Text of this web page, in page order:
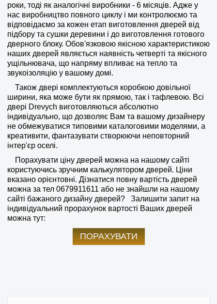
роки, тоді як аналогічні виробники - 6 місяців. Адже у
нас виробництво повного циклу і ми контролюємо та
відповідаємо за кожен етап виготовлення дверей від
підбору та сушки деревини і до виготовлення готового
дверного блоку. Обов'язковою якісною характеристикою
наших дверей являється наявність четверті та якісного
ущільнювача, що напряму впливає на тепло та
звукоізоляцію у вашому домі.
Також двері комплектуються коробкою довільної
ширини, яка може бути як прямою, так і тафлевою. Всі
двері Drevych виготовляються абсолютно
індивідуально, що дозволяє Вам та вашому дизайнеру
не обмежуватися типовими каталоговими моделями, а
креативити, фантазувати створюючи неповторний
інтер'єр оселі.
Порахувати ціну дверей можна на нашому сайті
користуючись зручним калькулятором дверей. Ціни
вказано орієнтовні. Дізнатися повну вартість дверей
можна за тел 0679911611 або не знайшли на нашому
сайті бажаного дизайну дверей?
Залишити запит на
індивідуальний прорахунок вартості Ваших дверей
можна тут:
ПОРАХУВАТИ